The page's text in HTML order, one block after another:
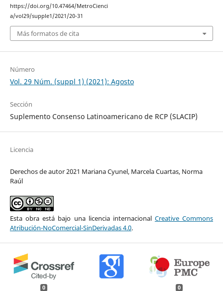
https://doi.org/10.47464/MetroCienci
a/vol29/supple1/2021/20-31
Más formatos de cita
Número
Vol. 29 Núm. (suppl 1) (2021): Agosto
Sección
Suplemento Consenso Latinoamericano de RCP (SLACIP)
Licencia
Derechos de autor 2021 Mariana Cyunel, Marcela Cuartas, Norma
Raúl
Esta obra está bajo una licencia internacional Creative Commons
Atribución-NoComercial-SinDerivadas 4.0.
0 0